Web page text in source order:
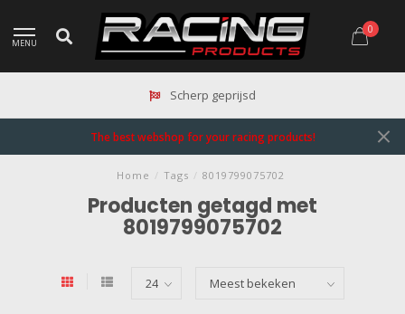
MENU
0
Scherp geprijsd
The best webshop for your racing products!
Home / Tags / 8019799075702
Producten getagd met
8019799075702